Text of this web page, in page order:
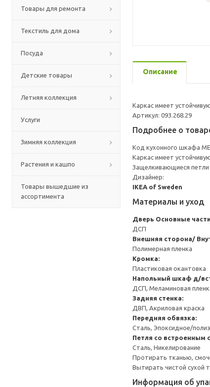
Товары для ремонта
Текстиль для дома
Посуда
Детские товары
Летняя коллекция
Услуги
Зимняя коллекция
Растения и кашпо
Товары вышедшие из
ассортимента
Описание
Каркас имеет
Артикул: 093.268.29
Подробнее о
Код кухонного шкафа
Каркас имеет
Защелкивающиеся петли
Дизайнер:
IKEA of Sweden
Материалы и уход
Дверь Основные
ДСП
Внешняя сторона/
Полимерная пленка
Кромка:
Пластиковая окантовка
Напольный шкаф д/
ДСП, Меламиновая
Задняя стенка:
ДВП, Акриловая краска
Передняя обвязка:
Сталь, Эпоксидное/
Петля со встроенным
Сталь, Никелирование
Протирать тканью,
Вытирать чистой сухой
Информация об